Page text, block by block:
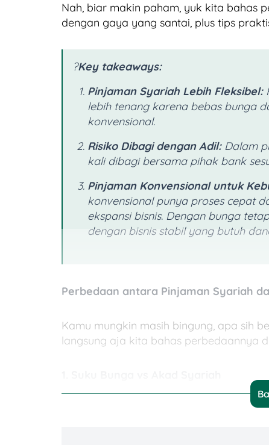
Nah, biar makin paham, yuk kita bahas
dengan gaya yang santai, plus tips
?Key takeaways:
Pinjaman Syariah Lebih Fleksibel:
lebih tenang karena bebas bunga
konvensional.
Risiko Dibagi dengan Adil: Dalam
kali dibagi bersama pihak bank
Pinjaman Konvensional untuk
konvensional punya proses cepat
ekspansi bisnis. Dengan bunga
dengan bisnis stabil yang butuh
Perbedaan antara Pinjaman Syariah
Kamu mungkin masih bingung, apa sih
langsung aja kita bahas perbedaannya